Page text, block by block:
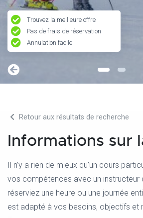
Trouvez la meilleure offre
Pas de frais de réservation
Annulation facile
Retour aux résultats de recherche
Informations sur
Il n’y a rien de mieux qu’un cours
vos compétences avec un instructeur
réserviez une heure ou une journée
est adapté à vos besoins, objectifs et